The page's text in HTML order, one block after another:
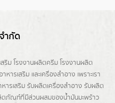
ำกัด
ริมโรงงานผลิตครีม โรงงานผลิต
หารเสริม และเครื่องสำอาง เพราะเรา
ารเสริม รับผลิตเครื่องสำอาง รับผลิต
ตภัณฑ์ที่มีส่วนผสมของน้ำมันมะพร้าว